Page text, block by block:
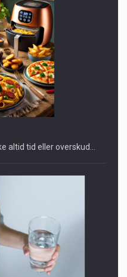
altid tid eller overskud…